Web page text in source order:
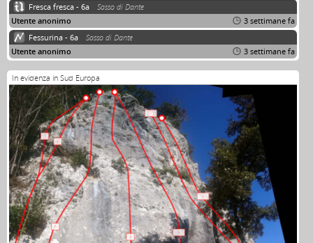
Fresca fresca - 6a
Sasso di Dante
Utente anonimo
3 settimane fa
Fessurina - 6a
Sasso di Dante
Utente anonimo
3 settimane fa
In evidenza in Sud Europa